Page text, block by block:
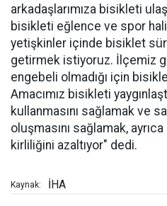
arkadaşlarımıza bisikleti
bisikleti eğlence ve spor
yetişkinler içinde bisiklet
getirmek istiyoruz. İlçemiz
engebeli olmadığı için
Amacımız bisikleti
kullanmasını sağlamak ve
oluşmasını sağlamak,
kirliliğini azaltıyor" dedi.
Kaynak: İHA